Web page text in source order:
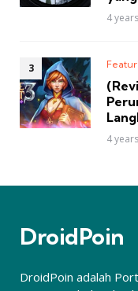
4
4
DroidPoin
DroidPoin adalah